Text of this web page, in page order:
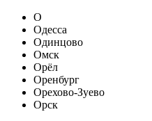
О
Одесса
Одинцово
Омск
Орёл
Оренбург
Орехово-Зуево
Орск